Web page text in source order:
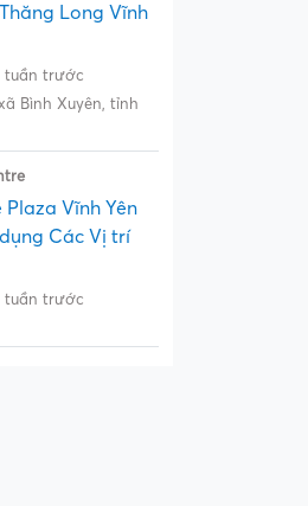
Long Vĩnh
tuần trước
Bình Xuyên, tỉnh
Plaza Vĩnh Yên
Các Vị trí
tuần trước